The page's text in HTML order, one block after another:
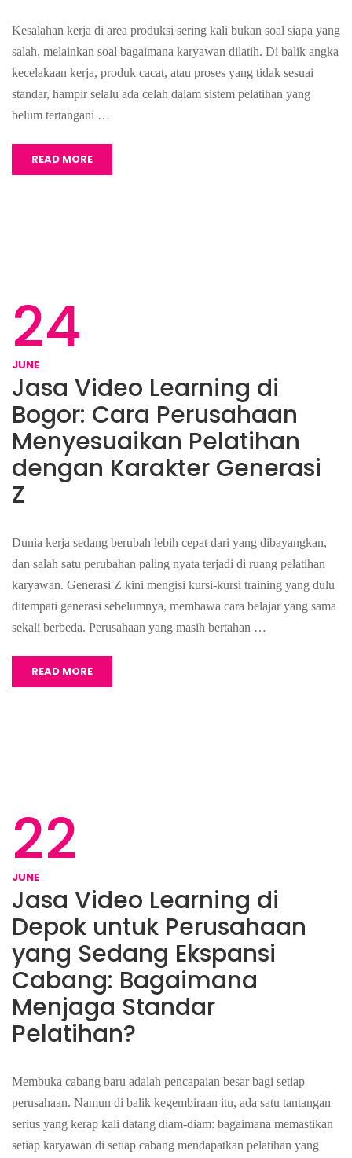
Kesalahan kerja di area produksi sering kali bukan soal siapa yang
salah, melainkan soal bagaimana karyawan dilatih. Di balik angka
kecelakaan kerja, produk cacat, atau proses yang tidak sesuai
standar, hampir selalu ada celah dalam sistem pelatihan yang
belum tertangani …
READ MORE
24
JUNE
Jasa Video Learning di
Bogor: Cara Perusahaan
Menyesuaikan Pelatihan
dengan Karakter Generasi
Z
Dunia kerja sedang berubah lebih cepat dari yang dibayangkan,
dan salah satu perubahan paling nyata terjadi di ruang pelatihan
karyawan. Generasi Z kini mengisi kursi-kursi training yang dulu
ditempati generasi sebelumnya, membawa cara belajar yang sama
sekali berbeda. Perusahaan yang masih bertahan …
READ MORE
22
JUNE
Jasa Video Learning di
Depok untuk Perusahaan
yang Sedang Ekspansi
Cabang: Bagaimana
Menjaga Standar
Pelatihan?
Membuka cabang baru adalah pencapaian besar bagi setiap
perusahaan. Namun di balik kegembiraan itu, ada satu tantangan
serius yang kerap kali datang diam-diam: bagaimana memastikan
setiap karyawan di setiap cabang mendapatkan pelatihan yang